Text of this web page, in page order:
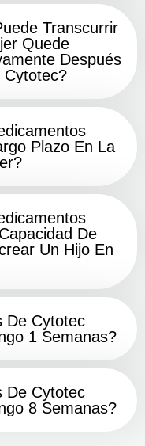
Transcurrir
Quede
Después
Cytotec?
Plazo En La
De
Un Hijo En
De Cytotec
1 Semanas?
De Cytotec
8 Semanas?